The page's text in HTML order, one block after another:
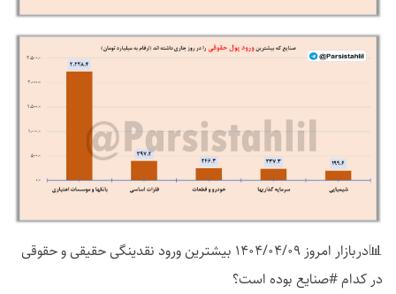
📊دربازار امروز 1404/04/09 بیشترین ورود نقدینگی حقیقی و حقوقی
در کدام #صنایع بوده است؟